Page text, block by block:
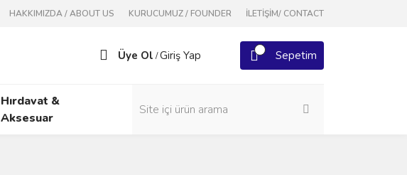
HAKKIMIZDA / ABOUT US KURUCUMUZ / FOUNDER İLETİŞİM/ CONTACT
Üye Ol /Giriş Yap Sepetim
Hırdavat &
Aksesuar